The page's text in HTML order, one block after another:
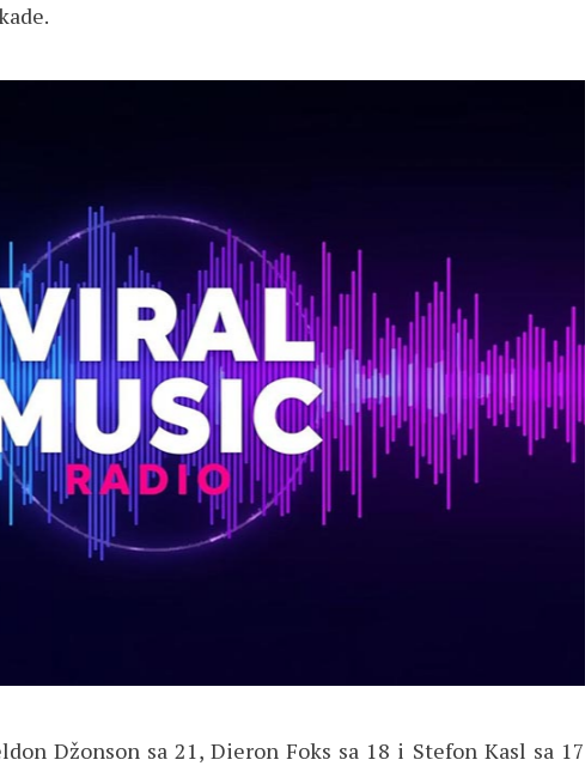
Džonson sa 21, Dieron Foks sa 18 i Stefon Kasl sa 17